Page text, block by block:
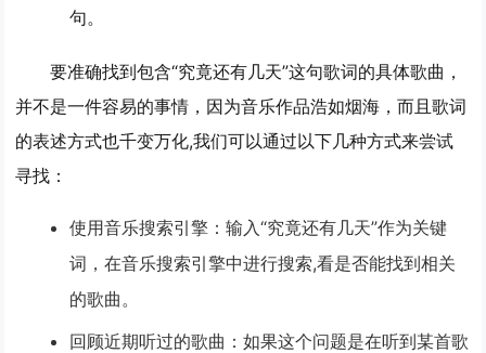
句。
要准确找到包含“究竟还有几天”这句歌词的具体歌曲，
并不是一件容易的事情，因为音乐作品浩如烟海，而且歌词
的表述方式也千变万化,我们可以通过以下几种方式来尝试
寻找：
使用音乐搜索引擎 ：输入“究竟还有几天”作为关键
词，在音乐搜索引擎中进行搜索,看是否能找到相关
的歌曲。
回顾近期听过的歌曲 ：如果这个问题是在听到某首歌